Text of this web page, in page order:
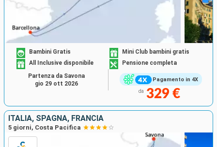
Pagamento in 4X
Bambini Gratis
Mini Club bambini gratis
All Inclusive disponibile
Pensione completa
da 329 €
Partenza da Savona
gio 29 ott 2026
ITALIA, SPAGNA, FRANCIA
5 giorni, Costa Pacifica